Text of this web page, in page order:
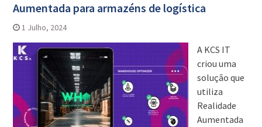
Aumentada para armazéns de logística
1 Julho, 2024
A KCS IT
criou uma
solução que
utiliza
Realidade
Aumentada